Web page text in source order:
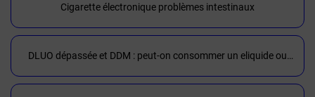
Cigarette électronique problèmes intestinaux
DLUO dépassée et DDM : peut-on consommer un eliquide ou
concentré périmé ?